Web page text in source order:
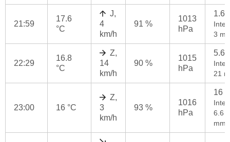
21:59
17.6
°C
J,
4
km/h
91 %
1013
hPa
1.6
3
22:29
16.8
°C
Z,
14
km/h
90 %
1015
hPa
5.6
21
23:00 16 °C
Z,
3
km/h
93 %
1016
hPa
16
6.6
mm/